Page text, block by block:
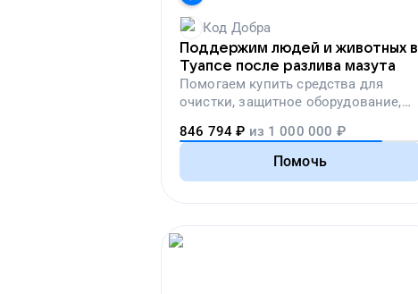
Код Добра
Поддержим людей и животных в
Туапсе после разлива мазута
Помогаем купить средства для
очистки, защитное оборудование,
необходимости
846 794 ₽ из 1 000 000 ₽
Помочь